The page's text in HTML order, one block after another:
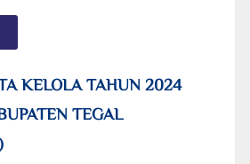
KELOLA TAHUN 2024
TEGAL